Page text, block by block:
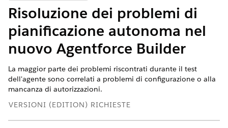
Risoluzione dei problemi di
pianificazione autonoma nel
nuovo Agentforce Builder
La maggior parte dei problemi riscontrati durante il test
dell'agente sono correlati a problemi di configurazione o alla
mancanza di autorizzazioni.
VERSIONI (EDITION) RICHIESTE